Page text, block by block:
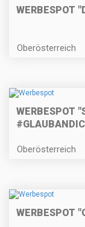
WERBESPOT
Oberösterreich
WERBESPOT
Oberösterreich
WERBESPOT